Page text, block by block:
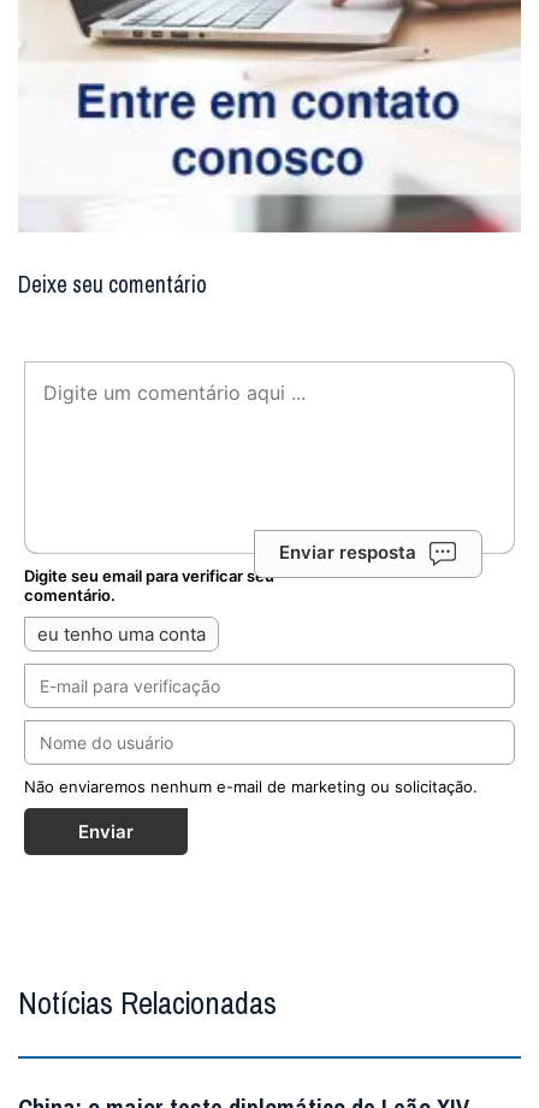
Deixe seu comentário
Enviar resposta
Digite seu email para verificar seu
comentário.
eu tenho uma conta
Não enviaremos nenhum e-mail de marketing ou solicitação.
Enviar
Notícias Relacionadas